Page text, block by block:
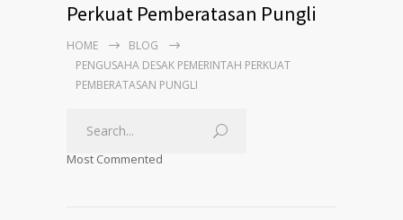
Perkuat Pemberatasan Pungli
HOME
BLOG
PENGUSAHA DESAK PEMERINTAH PERKUAT
PEMBERATASAN PUNGLI
Most Commented